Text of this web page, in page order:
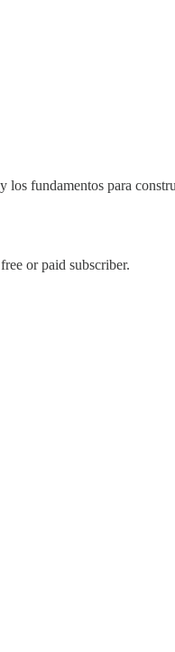
fundamentos para
or paid subscriber.